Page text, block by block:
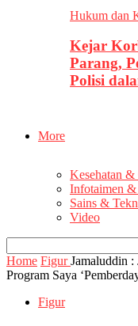
Hukum dan
Kejar
Parang,
Polisi
More
Kesehatan
Infotaimen
Sains &
Video
Home Figur Jamaluddin
Program Saya
Figur